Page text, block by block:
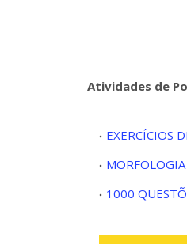
Atividades de
EXERCÍCIOS
MORFOLOGIA
1000